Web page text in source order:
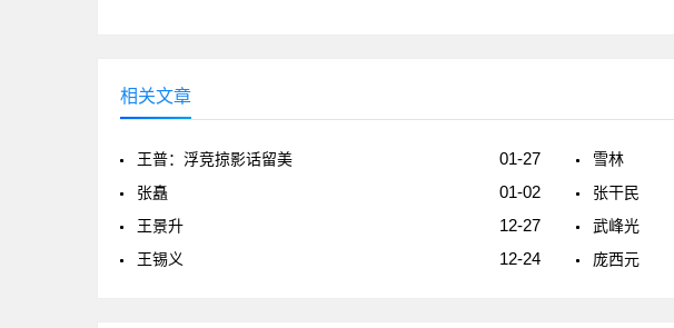
相关文章
01-27
王普：浮竞掠影话留美 雪林
01-02
张矗 张干民
12-27
王景升 武峰光
12-24
王锡义 庞西元